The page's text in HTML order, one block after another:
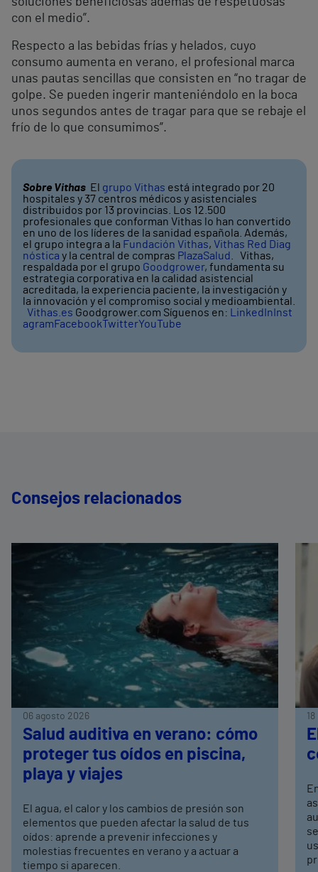
con el medio”.
Respecto a las bebidas frías y helados, cuyo
consumo aumenta en verano, el profesional marca
unas pautas sencillas que consisten en “no tragar de
golpe. Se pueden ingerir manteniéndolo en la boca
unos segundos antes de tragar para que se rebaje el
frío de lo que consumimos”.
Sobre Vithas El grupo Vithas está integrado por 20
hospitales y 37 centros médicos y asistenciales
distribuidos por 13 provincias. Los 12.500
profesionales que conforman Vithas lo han convertido
en uno de los líderes de la sanidad española. Además,
el grupo integra a la Fundación Vithas, Vithas Red Diag
nóstica y la central de compras PlazaSalud
. Vithas,
respaldada por el grupo Goodgrower, fundamenta su
estrategia corporativa en la calidad asistencial
acreditada, la experiencia paciente, la investigación y
la innovación y el compromiso social y medioambiental.
Vithas.es Goodgrower.com Síguenos en: LinkedIn Inst
agramFacebookTwitterYouTube
Consejos relacionados
06 agosto 2026
Salud auditiva en verano: cómo
proteger tus oídos en piscina,
playa y viajes
El agua, el calor y los cambios de presión son
elementos que pueden afectar la salud de tus
oídos: aprende a prevenir infecciones y
molestias frecuentes en verano y a actuar a
tiempo si aparecen.